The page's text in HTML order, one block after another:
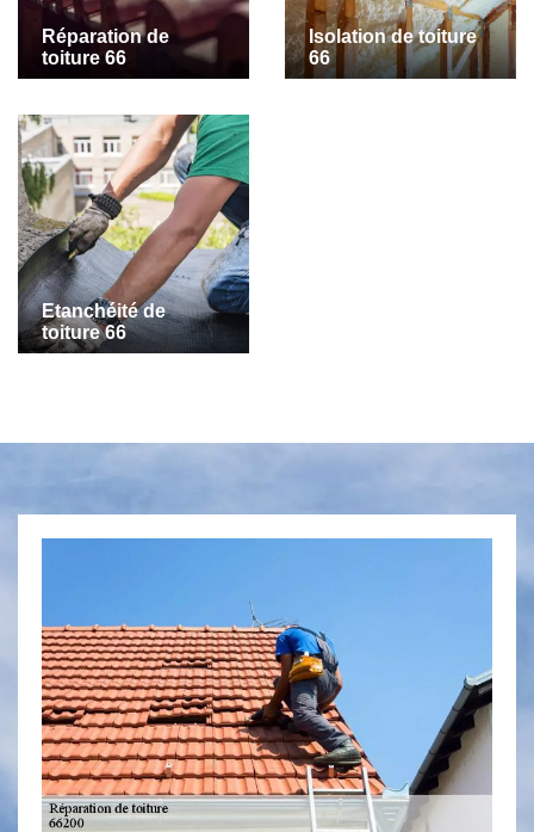
Réparation de
toiture 66
Isolation de toiture
66
Etanchéité de
toiture 66